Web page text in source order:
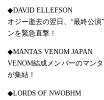
◆DAVID ELLEFSON
オジー逝去の翌日、“最終公
ンを緊急直撃！
◆MANTAS VENOM JAPAN
VENOM結成メンバーのマン
が集結！
◆LORDS OF NWOBHM